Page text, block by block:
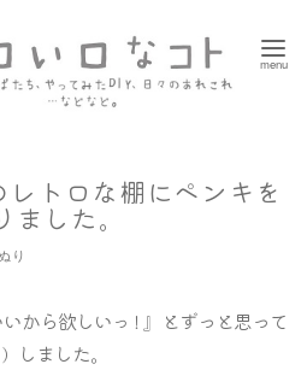
トロな棚にペンキを
ました｡
り
から欲しいっ！ 』とずっと思って
しました｡